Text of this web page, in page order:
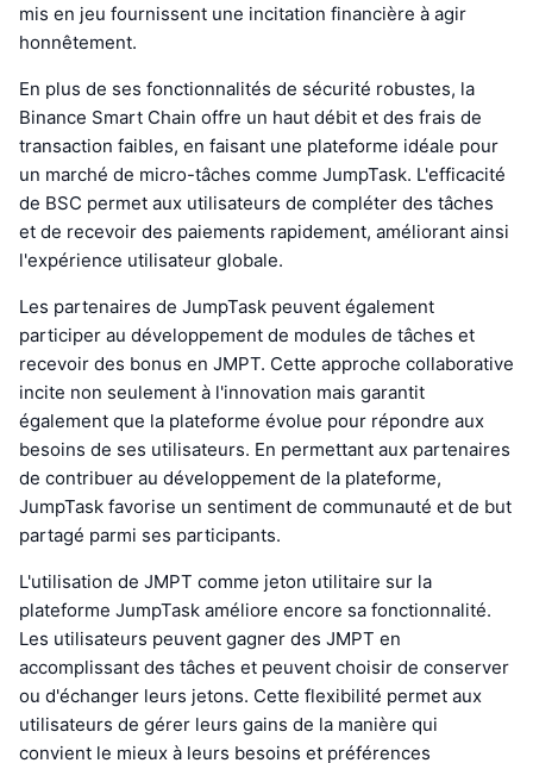
mis en jeu fournissent une incitation financière à agir
honnêtement.
En plus de ses fonctionnalités de sécurité robustes, la
Binance Smart Chain offre un haut débit et des frais de
transaction faibles, en faisant une plateforme idéale pour
un marché de micro-tâches comme JumpTask. L'efficacité
de BSC permet aux utilisateurs de compléter des tâches
et de recevoir des paiements rapidement, améliorant ainsi
l'expérience utilisateur globale.
Les partenaires de JumpTask peuvent également
participer au développement de modules de tâches et
recevoir des bonus en JMPT. Cette approche collaborative
incite non seulement à l'innovation mais garantit
également que la plateforme évolue pour répondre aux
besoins de ses utilisateurs. En permettant aux partenaires
de contribuer au développement de la plateforme,
JumpTask favorise un sentiment de communauté et de but
partagé parmi ses participants.
L'utilisation de JMPT comme jeton utilitaire sur la
plateforme JumpTask améliore encore sa fonctionnalité.
Les utilisateurs peuvent gagner des JMPT en
accomplissant des tâches et peuvent choisir de conserver
ou d'échanger leurs jetons. Cette flexibilité permet aux
utilisateurs de gérer leurs gains de la manière qui
convient le mieux à leurs besoins et préférences